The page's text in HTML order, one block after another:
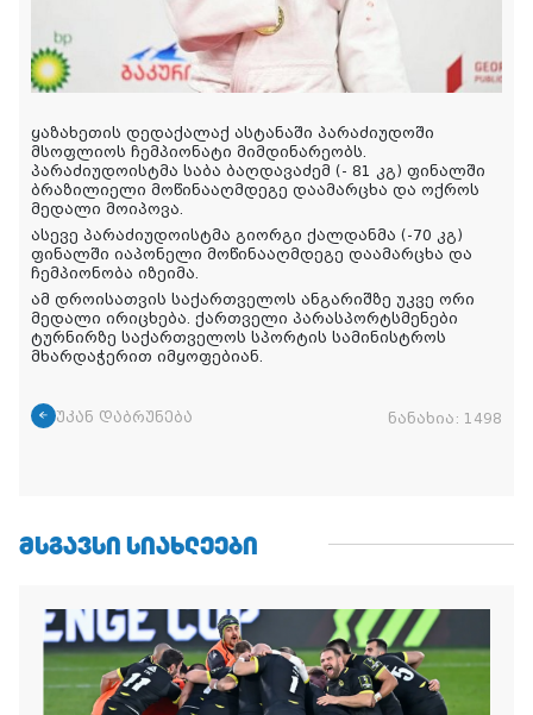
ყაზახეთის დედაქალაქ ასტანაში პარაძიუდოში
მსოფლიოს ჩემპიონატი მიმდინარეობს.
პარაძიუდოისტმა საბა ბაღდავაძემ (- 81 კგ) ფინალში
ბრაზილიელი მოწინააღმდეგე დაამარცხა და ოქროს
მედალი მოიპოვა.
ასევე პარაძიუდოისტმა გიორგი ქალდანმა (-70 კგ)
ფინალში იაპონელი მოწინააღმდეგე დაამარცხა და
ჩემპიონობა იზეიმა.
ამ დროისათვის საქართველოს ანგარიშზე უკვე ორი
მედალი ირიცხება. ქართველი პარასპორტსმენები
ტურნირზე საქართველოს სპორტის სამინისტროს
მხარდაჭერით იმყოფებიან.
უკან დაბრუნება ნანახია: 1498
ᲛᲡᲒᲐᲕᲡᲘ ᲡᲘᲐᲮᲚᲔᲔᲑᲘ